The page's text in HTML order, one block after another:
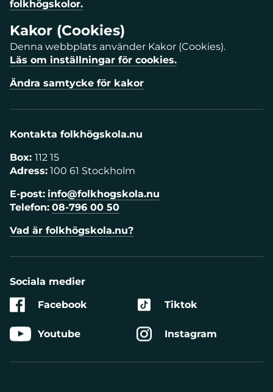
folkhögskolor.
Kakor (Cookies)
Denna webbplats använder Kakor (Cookies).
Läs om inställningar för cookies.
Ändra samtycke för kakor
Kontakta folkhögskola.nu
Box: 112 15
Adress: 100 61 Stockholm
E-post: info@folkhogskola.nu
Telefon: 08-796 00 50
Vad är folkhögskola.nu?
Sociala medier
Facebook
Youtube
Tiktok
Instagram